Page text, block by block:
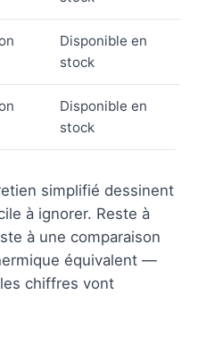
Disponible en
stock
Disponible en
stock
simplifié dessinent
à ignorer. Reste à
à une comparaison
équivalent —
chiffres vont